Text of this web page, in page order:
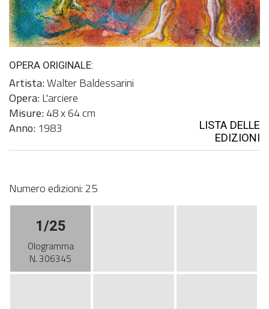
OPERA ORIGINALE:
Artista:Walter Baldessarini
Opera:L'arciere
Misure:48 x 64 cm
Anno: 1983
LISTA DELLE
EDIZIONI
Numero edizioni: 25
1/25
Ologramma
N. 306345